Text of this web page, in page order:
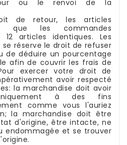
ou le renvoi de la
de retour, les articles
que les commandes
articles identiques. Les
réserve le droit de refuser
de déduire un pourcentage
afin de couvrir les frais de
exercer votre droit de
avoir respecté
la marchandise doit avoir
à des fins
comme vous l'auriez
la marchandise doit être
d'origine, être intacte, ne
endommagée et se trouver